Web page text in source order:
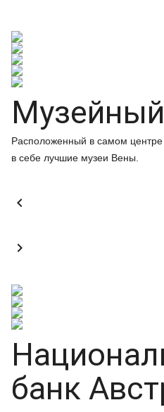
Расположенный в самом центре
в себе лучшие музеи Вены.


банк